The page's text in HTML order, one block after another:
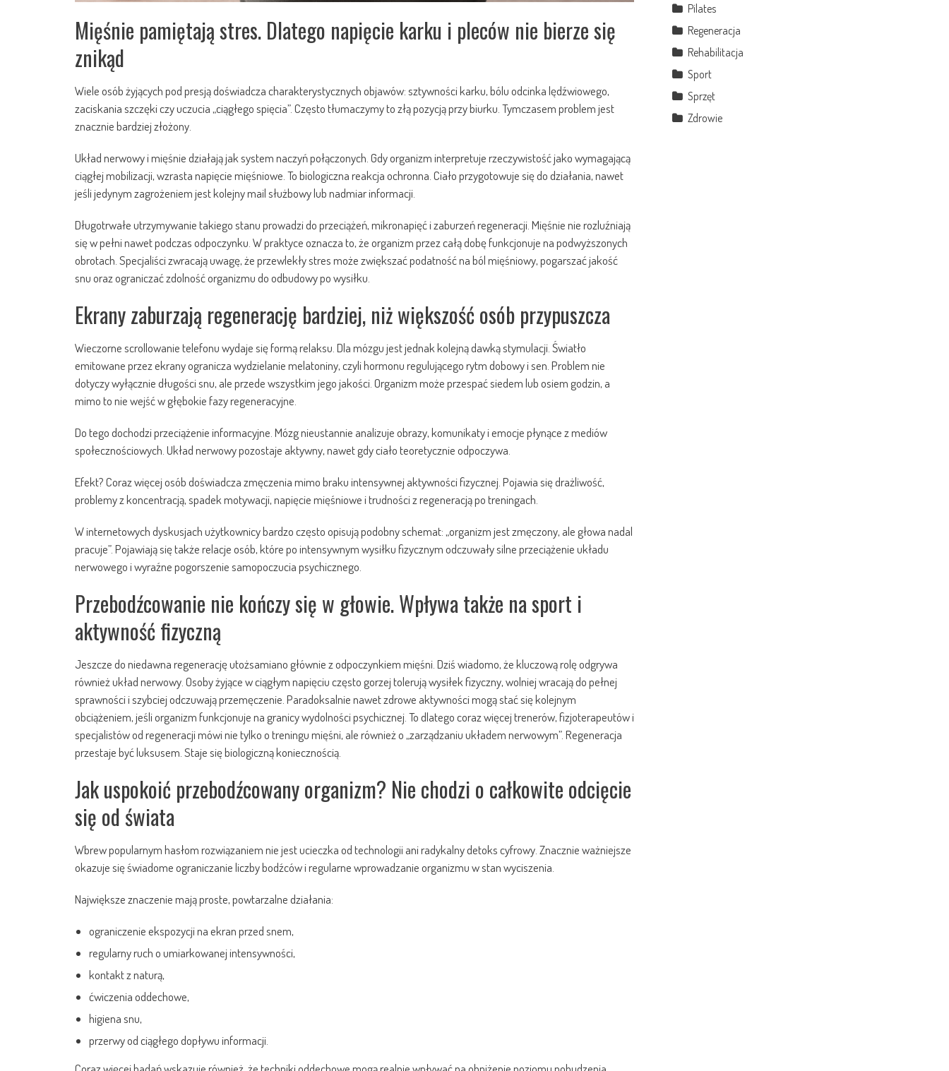
Mięśnie pamiętają stres. Dlatego napięcie karku i pleców nie bierze się
znikąd
Wiele osób żyjących pod presją doświadcza charakterystycznych objawów: sztywności karku, bólu odcinka lędźwiowego,
zaciskania szczęki czy uczucia „ciągłego spięcia”. Często tłumaczymy to złą pozycją przy biurku. Tymczasem problem jest
znacznie bardziej złożony.
Układ nerwowy i mięśnie działają jak system naczyń połączonych. Gdy organizm interpretuje rzeczywistość jako wymagającą
ciągłej mobilizacji, wzrasta napięcie mięśniowe. To biologiczna reakcja ochronna. Ciało przygotowuje się do działania, nawet
jeśli jedynym zagrożeniem jest kolejny mail służbowy lub nadmiar informacji.
Długotrwałe utrzymywanie takiego stanu prowadzi do przeciążeń, mikronapięć i zaburzeń regeneracji. Mięśnie nie rozluźniają
się w pełni nawet podczas odpoczynku. W praktyce oznacza to, że organizm przez całą dobę funkcjonuje na podwyższonych
obrotach. Specjaliści zwracają uwagę, że przewlekły stres może zwiększać podatność na ból mięśniowy, pogarszać jakość
snu oraz ograniczać zdolność organizmu do odbudowy po wysiłku.
Ekrany zaburzają regenerację bardziej, niż większość osób przypuszcza
Wieczorne scrollowanie telefonu wydaje się formą relaksu. Dla mózgu jest jednak kolejną dawką stymulacji. Światło
emitowane przez ekrany ogranicza wydzielanie melatoniny, czyli hormonu regulującego rytm dobowy i sen. Problem nie
dotyczy wyłącznie długości snu, ale przede wszystkim jego jakości. Organizm może przespać siedem lub osiem godzin, a
mimo to nie wejść w głębokie fazy regeneracyjne.
Do tego dochodzi przeciążenie informacyjne. Mózg nieustannie analizuje obrazy, komunikaty i emocje płynące z mediów
społecznościowych. Układ nerwowy pozostaje aktywny, nawet gdy ciało teoretycznie odpoczywa.
Efekt? Coraz więcej osób doświadcza zmęczenia mimo braku intensywnej aktywności fizycznej. Pojawia się drażliwość,
problemy z koncentracją, spadek motywacji, napięcie mięśniowe i trudności z regeneracją po treningach.
W internetowych dyskusjach użytkownicy bardzo często opisują podobny schemat: „organizm jest zmęczony, ale głowa nadal
pracuje”. Pojawiają się także relacje osób, które po intensywnym wysiłku fizycznym odczuwały silne przeciążenie układu
nerwowego i wyraźne pogorszenie samopoczucia psychicznego.
Przebodźcowanie nie kończy się w głowie. Wpływa także na sport i
aktywność fizyczną
Jeszcze do niedawna regenerację utożsamiano głównie z odpoczynkiem mięśni. Dziś wiadomo, że kluczową rolę odgrywa
również układ nerwowy. Osoby żyjące w ciągłym napięciu często gorzej tolerują wysiłek fizyczny, wolniej wracają do pełnej
sprawności i szybciej odczuwają przemęczenie. Paradoksalnie nawet zdrowe aktywności mogą stać się kolejnym
obciążeniem, jeśli organizm funkcjonuje na granicy wydolności psychicznej. To dlatego coraz więcej trenerów, fizjoterapeutów i
specjalistów od regeneracji mówi nie tylko o treningu mięśni, ale również o „zarządzaniu układem nerwowym”. Regeneracja
przestaje być luksusem. Staje się biologiczną koniecznością.
Jak uspokoić przebodźcowany organizm? Nie chodzi o całkowite odcięcie
się od świata
Wbrew popularnym hasłom rozwiązaniem nie jest ucieczka od technologii ani radykalny detoks cyfrowy. Znacznie ważniejsze
okazuje się świadome ograniczanie liczby bodźców i regularne wprowadzanie organizmu w stan wyciszenia.
Największe znaczenie mają proste, powtarzalne działania:
ograniczenie ekspozycji na ekran przed snem,
regularny ruch o umiarkowanej intensywności,
kontakt z naturą,
ćwiczenia oddechowe,
higiena snu,
przerwy od ciągłego dopływu informacji.
Pilates
Regeneracja
Rehabilitacja
Sport
Sprzęt
Zdrowie